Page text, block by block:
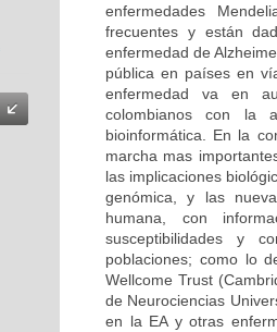
enfermedades
frecuentes y están
enfermedad de
pública en países en
enfermedad va en
colombianos con la
bioinformática. En la
marcha mas
las implicaciones
genómica, y las
humana, con
susceptibilidades y
poblaciones; como lo
Wellcome Trust
de Neurociencias
en la EA y otras